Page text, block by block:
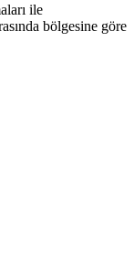
ile
bölgesine göre